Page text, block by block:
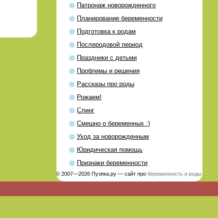
Патронаж новорожденного
Планирование беременности
Подготовка к родам
Послеродовой период
Праздники с детьми
Проблемы и решения
Рассказы про роды
Рожаем!
Слинг
Смешно о беременных :)
Уход за новорожденным
Юридическая помощь
Признаки беременности
© 2007—2026 Пузяка.ру — сайт пробеременность и роды